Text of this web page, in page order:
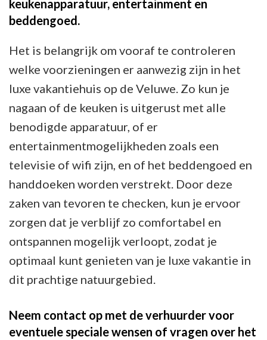
keukenapparatuur, entertainment en
beddengoed.
Het is belangrijk om vooraf te controleren
welke voorzieningen er aanwezig zijn in het
luxe vakantiehuis op de Veluwe. Zo kun je
nagaan of de keuken is uitgerust met alle
benodigde apparatuur, of er
entertainmentmogelijkheden zoals een
televisie of wifi zijn, en of het beddengoed en
handdoeken worden verstrekt. Door deze
zaken van tevoren te checken, kun je ervoor
zorgen dat je verblijf zo comfortabel en
ontspannen mogelijk verloopt, zodat je
optimaal kunt genieten van je luxe vakantie in
dit prachtige natuurgebied.
Neem contact op met de verhuurder voor
eventuele speciale wensen of vragen over het